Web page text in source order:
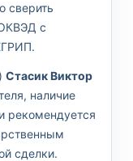
сверить
с
Стасик Виктор
наличие
рекомендуется
сделки.